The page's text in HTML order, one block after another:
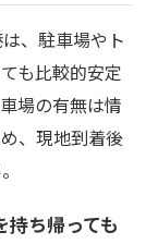
、駐車場やト
も比較的安定
場の有無は情
、現地到着後
ち帰っても